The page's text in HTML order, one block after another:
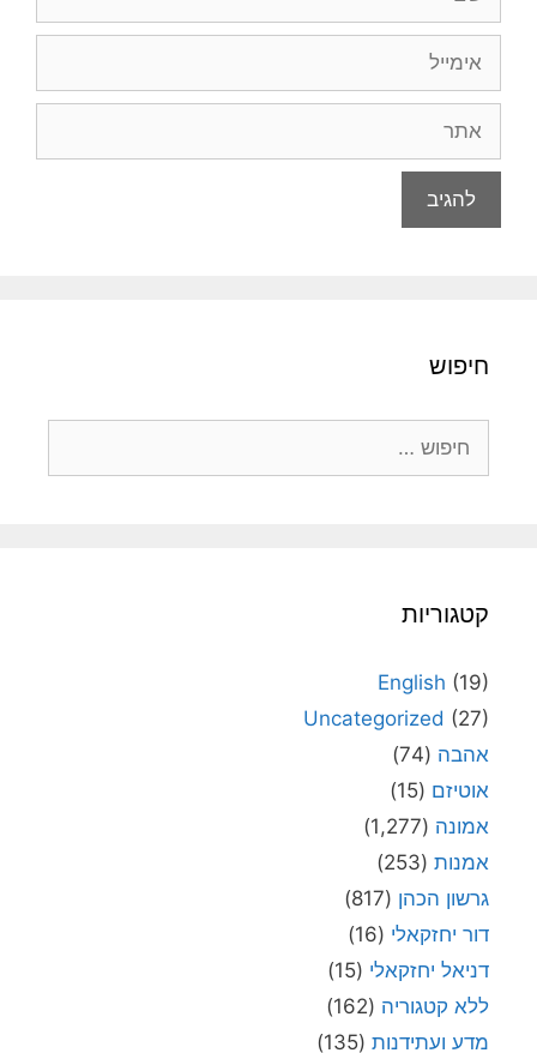
חיפוש
קטגוריות
English (19)
Uncategorized (27)
אהבה (74)
אוטיזם (15)
אמונה (1,277)
אמנות (253)
גרשון הכהן (817)
דור יחזקאלי (16)
דניאל יחזקאלי (15)
ללא קטגוריה (162)
מדע ועתידנות (135)